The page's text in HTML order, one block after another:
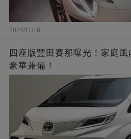
2024/11/18
四座版豐田賽那曝光！家庭
豪華兼備！